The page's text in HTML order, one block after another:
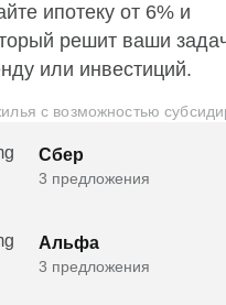
ипотеку от 6% и
решит ваши
или инвестиций.
с возможностью
Сбер
3 предложения
Альфа
3 предложения